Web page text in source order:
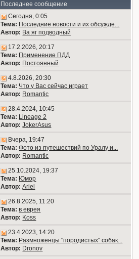
Последнее сообщение
Сегодня, 0:05
Тема: Последние новости и их обсужде...
Автор: Ва яг подводный
17.2.2026, 20:17
Тема: Применение ПДД
Автор: Постоянный
4.8.2026, 20:30
Тема: Что у Вас сейчас играет
Автор: Romantic
28.4.2024, 10:45
Тема: Lineage 2
Автор: JokerAsus
Вчера, 19:47
Тема: Фото из путешествий по Уралу и...
Автор: Romantic
25.10.2024, 19:37
Тема: Юмор
Автор: Ariel
26.8.2025, 11:20
Тема: в еврея
Автор: Koss
23.4.2023, 14:20
Тема: Размноженцы "породистых" собак...
Автор: Dronov